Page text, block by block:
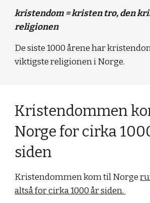
kristendom= kristen tro, den
religionen
De siste 1000 årene har
viktigste religionen i Norge.
Kristendommen
Norge for cirka
siden
Kristendommen kom til Norge
altså for cirka 1000 år siden.